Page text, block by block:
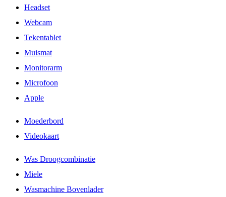
Headset
Webcam
Tekentablet
Muismat
Monitorarm
Microfoon
Apple
Moederbord
Videokaart
Was Droogcombinatie
Miele
Wasmachine Bovenlader